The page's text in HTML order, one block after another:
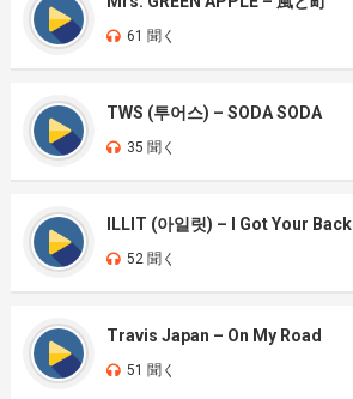
61 聞く
TWS (투어스) – SODA SODA
35 聞く
ILLIT (아일릿) – I Got Your Back
52 聞く
Travis Japan – On My Road
51 聞く